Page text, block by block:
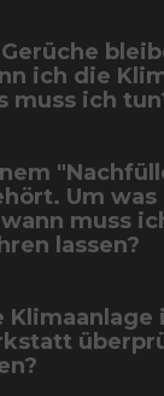
ich die
muss ich
Um
muss
lassen?
Klimaanlage